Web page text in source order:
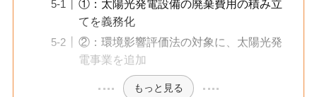
①：太陽光発電設備の廃棄費用の積み立
てを義務化
②：環境影響評価法の対象に、太陽光発
電事業を追加
もっと見る